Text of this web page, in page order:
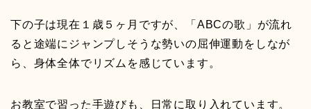
下の子は現在１歳５ヶ月ですが、「ABCの歌」が流れ
ると途端にジャンプしそうな勢いの屈伸運動をしなが
ら、身体全体でリズムを感じています。
お教室で習った手遊びも、日常に取り入れています。